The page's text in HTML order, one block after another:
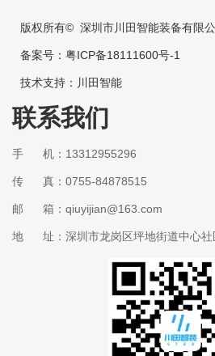
版权所有© 深圳市川田智能装备有限
备案号： 粤ICP备18111600号-1
技术支持： 川田智能
联系我们
手 机：13312955296
传 真：0755-84878515
邮 箱：qiuyijian@163.com
地 址：深圳市龙岗区坪地街道中心社